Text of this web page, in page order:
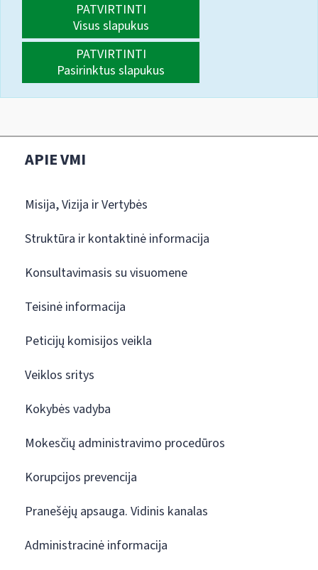
PATVIRTINTI
Visus slapukus
PATVIRTINTI
Pasirinktus slapukus
APIE VMI
Misija, Vizija ir Vertybės
Struktūra ir kontaktinė informacija
Konsultavimasis su visuomene
Teisinė informacija
Peticijų komisijos veikla
Veiklos sritys
Kokybės vadyba
Mokesčių administravimo procedūros
Korupcijos prevencija
Pranešėjų apsauga. Vidinis kanalas
Administracinė informacija